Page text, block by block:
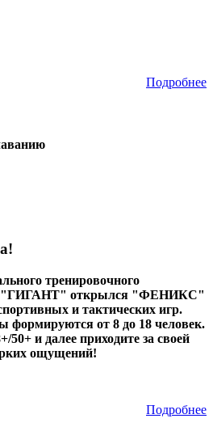
Подробнее
тренировочного
"ГИГАНТ" открылся "ФЕНИКС"
и тактических игр.
формируются от 8 до 18 человек.
50+ и далее приходите за своей
ощущений!
Подробнее